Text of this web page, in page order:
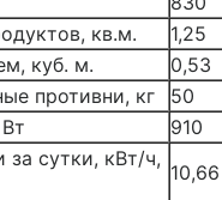
кв.м.
1,25
куб. м.
0,53
противни, кг
50
910
за сутки, кВт/ч,
10,66